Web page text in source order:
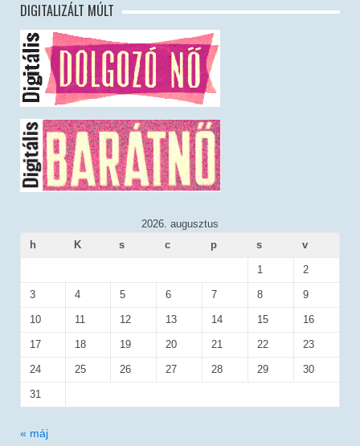
DIGITALIZÁLT MÚLT
2026. augusztus
h
K s c p s v
1 2
3 4 5 6 7 8 9
10 11 12 13 14 15 16
17 18 19 20 21 22 23
24 25 26 27 28 29 30
31
« máj